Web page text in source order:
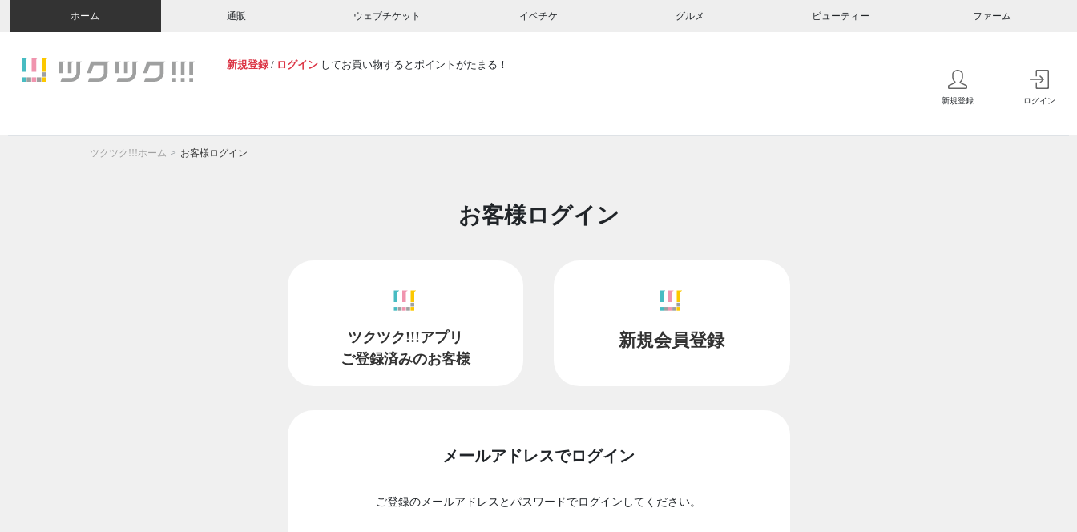
ホーム 通販 ウェブチケット イベチケ グルメ ビューティー ファーム
新規登録 / ログイン してお買い物するとポイントがたまる！
新規登録 ログイン
ツクツク!!!ホーム お客様ログイン
お客様ログイン
ツクツク!!!アプリ
ご登録済みのお客様
新規会員登録
メールアドレスでログイン
ご登録のメールアドレスとパスワードでログインしてください。